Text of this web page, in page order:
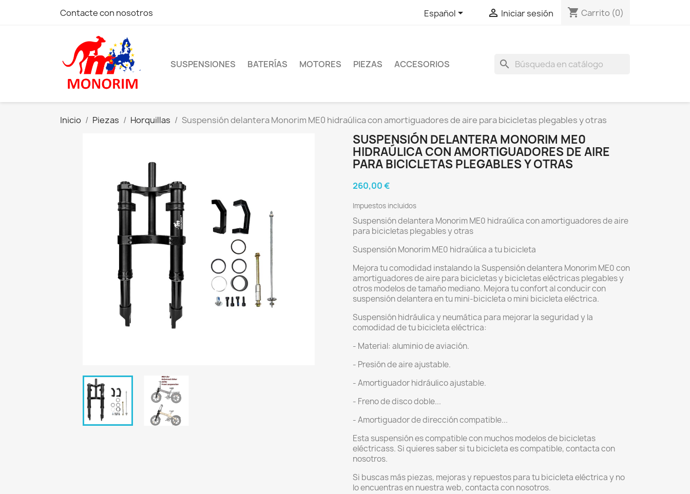
Contacte con nosotros Español  Iniciar sesión shopping_cart Carrito (0)
SUSPENSIONES BATERÍAS MOTORES PIEZAS ACCESORIOS search
Inicio Piezas Horquillas Suspensión delantera Monorim ME0 hidraúlica con amortiguadores de aire para bicicletas plegables y otras
SUSPENSIÓN DELANTERA MONORIM ME0
HIDRAÚLICA CON AMORTIGUADORES DE AIRE
PARA BICICLETAS PLEGABLES Y OTRAS
260,00 €
Impuestos incluidos
Suspensión delantera Monorim ME0 hidraúlica con amortiguadores de aire
para bicicletas plegables y otras
Suspensión Monorim ME0 hidraúlica a tu bicicleta
Mejora tu comodidad instalando la Suspensión delantera Monorim ME0 con
amortiguadores de aire para bicicletas y bicicletas eléctricas plegables y
otros modelos de tamaño mediano. Mejora tu confort al conducir con
suspensión delantera en tu mini-bicicleta o mini bicicleta eléctrica.
Suspensión hidráulica y neumática para mejorar la seguridad y la
comodidad de tu bicicleta eléctrica:
- Material: aluminio de aviación.
- Presión de aire ajustable.
- Amortiguador hidráulico ajustable.
- Freno de disco doble...
- Amortiguador de dirección compatible...
Esta suspensión es compatible con muchos modelos de bicicletas
eléctricass. Si quieres saber si tu bicicleta es compatible, contacta con
nosotros.
Si buscas más piezas, mejoras y repuestos para tu bicicleta eléctrica y no
lo encuentras en nuestra web, contacta con nosotros.